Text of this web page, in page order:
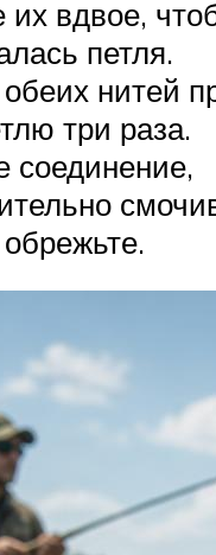
их вдвое,
петля.
нитей
три раза.
соединение,